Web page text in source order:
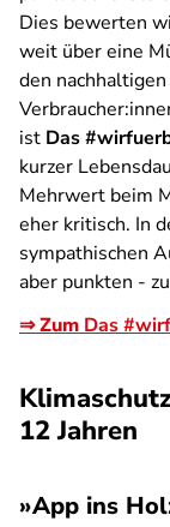
Dies bewerten
weit über eine
den
ist Das
kurzer
Mehrwert beim
eher kritisch. In
sympathischen
aber punkten -
⇒ Zum Das
12 Jahren
»App ins